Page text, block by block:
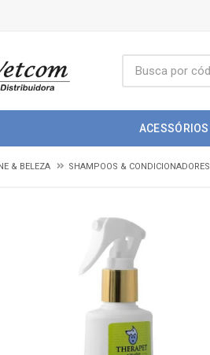
ACESSÓRIOS
& BELEZA SHAMPOOS & CONDICIONADORES